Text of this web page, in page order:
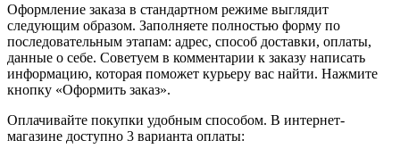
Оформление заказа в стандартном режиме выглядит
следующим образом. Заполняете полностью форму по
последовательным этапам: адрес, способ доставки, оплаты,
данные о себе. Советуем в комментарии к заказу написать
информацию, которая поможет курьеру вас найти. Нажмите
кнопку «Оформить заказ».
Оплачивайте покупки удобным способом. В интернет-
магазине доступно 3 варианта оплаты: